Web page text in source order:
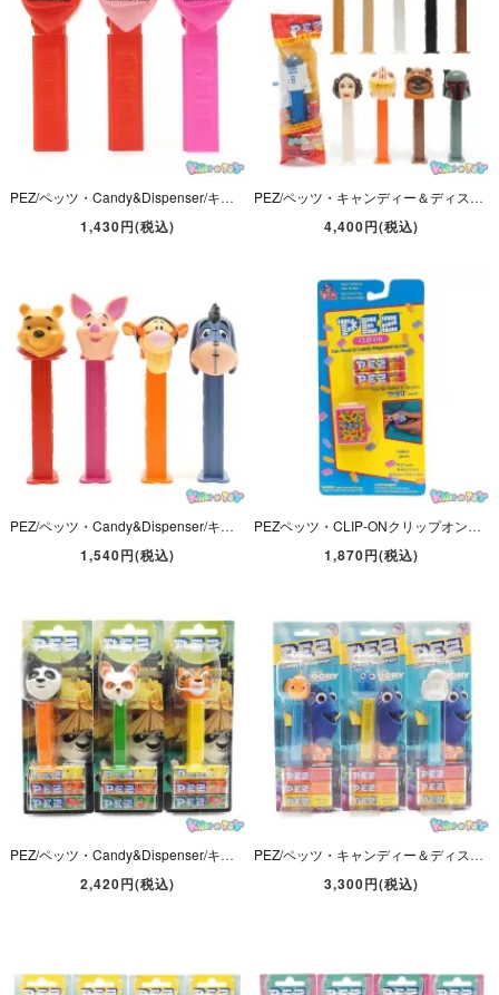
PEZ/ペッツ・Candy&Dispenser/キャンディー＆ディスペンサー・Happy Valentine's Day/ハッピーバレンタインデー 「レッド・ピンク・ネオンピンク」 3本セット
1,430円(税込)
PEZ/ペッツ・キャンディー＆ディスペンサー・STAR WARS/スターウォーズ 「R2-D2・C-3PO・ルーク・レイア・ヨーダ･チューバッカ・イウォーク・ベイダー卿・トルーパー・ボバ」10本セット
4,400円(税込)
PEZ/ペッツ・Candy&Dispenser/キャンディー＆ディスペンサー・Winnie the Pooh/ウィニー・ザ・プー 「くまのプーさん/ピグレット/ティガー/イーヨー」 4本セット
1,540円(税込)
PEZペッツ・CLIP-ONクリップオン・Fun-Wear&Candy Dispenser in One!ファンウエア＆キャンディーディスペンサーインワン！・Dream Castleドリームキャッスル
1,870円(税込)
PEZ/ペッツ・Candy&Dispenser/キャンディー＆ディスペンサー・ドリームワークス・Kung Fu Panda/カンフーパンダ３ 「ポー・シーフー老師・マスタータイガー・3本セット」
2,420円(税込)
PEZ/ペッツ・キャンディー＆ディスペンサー・Disney Pixar/ディズニーピクサー・FINDING DORY/ファインディングドリー・クリアステム 「ドリー・ニモ・ベイリー・3本セット」
3,300円(税込)